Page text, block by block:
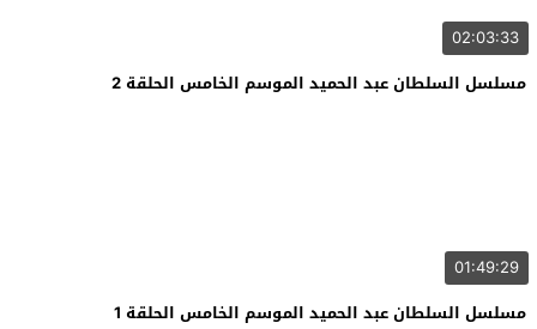
02:03:33
مسلسل السلطان عبد الحميد الموسم الخامس الحلقة 2
01:49:29
مسلسل السلطان عبد الحميد الموسم الخامس الحلقة 1